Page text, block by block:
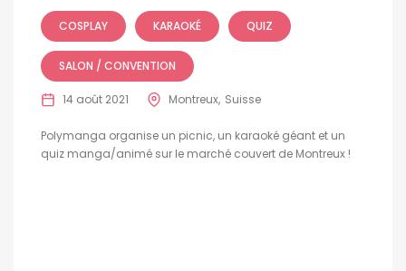
COSPLAY KARAOKÉ QUIZ
SALON / CONVENTION
14 août 2021 Montreux Suisse
Polymanga organise un picnic, un karaoké géant et un
quiz manga/animé sur le marché couvert de Montreux !